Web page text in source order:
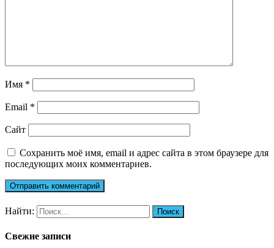
Имя *
Email *
Сайт
Сохранить моё имя, email и адрес сайта в этом браузере для
последующих моих комментариев.
Найти:
Свежие записи